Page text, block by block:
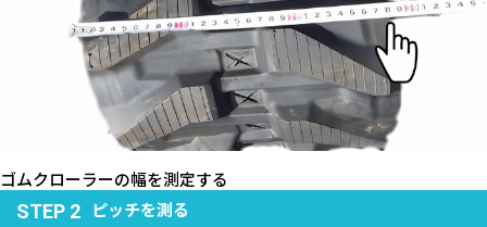
ゴムクローラーの幅を測定する
STEP 2 ピッチを測る